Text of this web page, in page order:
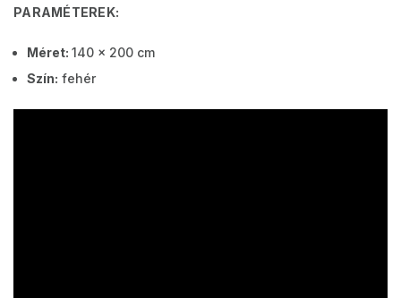
PARAMÉTEREK:
Méret: 140 x 200 cm
Szín: fehér